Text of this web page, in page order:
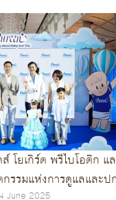
ส์ โยเกิร์ต พรีไบโอติก
กรรมแห่งการดูแลและ
June 2025